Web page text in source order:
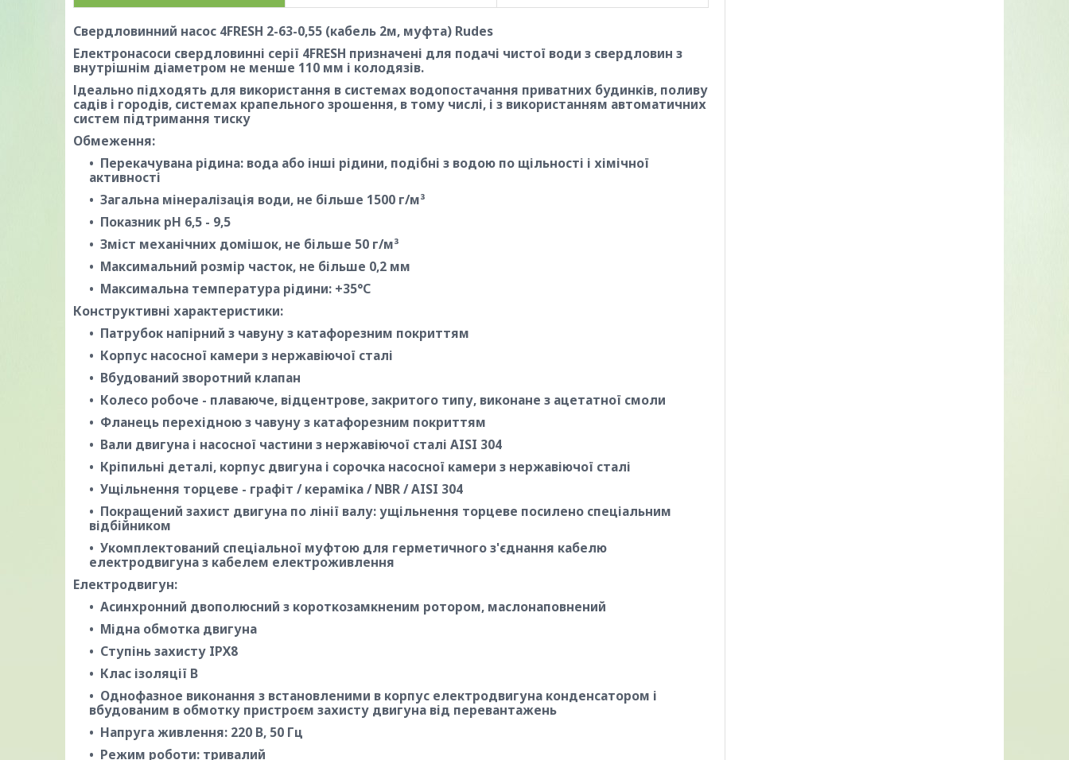
Свердловинний насос 4FRESH 2-63-0,55 (кабель 2м, муфта) Rudes
Електронасоси свердловинні серії 4FRESH призначені для подачі чистої води з свердловин з
внутрішнім діаметром не менше 110 мм і колодязів.
Ідеально підходять для використання в системах водопостачання приватних будинків, поливу
садів і городів, системах крапельного зрошення, в тому числі, і з використанням автоматичних
систем підтримання тиску
Обмеження:
Перекачувана рідина: вода або інші рідини, подібні з водою по щільності і хімічної
активності
Загальна мінералізація води, не більше 1500 г/м³
Показник рН 6,5 - 9,5
Зміст механічних домішок, не більше 50 г/м³
Максимальний розмір часток, не більше 0,2 мм
Максимальна температура рідини: +35°С
Конструктивні характеристики:
Патрубок напірний з чавуну з катафорезним покриттям
Корпус насосної камери з нержавіючої сталі
Вбудований зворотний клапан
Колесо робоче - плаваюче, відцентрове, закритого типу, виконане з ацетатної смоли
Фланець перехідною з чавуну з катафорезним покриттям
Вали двигуна і насосної частини з нержавіючої сталі AISI 304
Кріпильні деталі, корпус двигуна і сорочка насосної камери з нержавіючої сталі
Ущільнення торцеве - графіт / кераміка / NBR / AISI 304
Покращений захист двигуна по лінії валу: ущільнення торцеве посилено спеціальним
відбійником
Укомплектований спеціальної муфтою для герметичного з'єднання кабелю
електродвигуна з кабелем електроживлення
Електродвигун:
Асинхронний двополюсний з короткозамкненим ротором, маслонаповнений
Мідна обмотка двигуна
Ступінь захисту IPХ8
Клас ізоляції В
Однофазное виконання з встановленими в корпус електродвигуна конденсатором і
вбудованим в обмотку пристроєм захисту двигуна від перевантажень
Напруга живлення: 220 В, 50 Гц
Режим роботи: тривалий